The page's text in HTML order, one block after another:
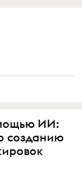
ИИ:
созданию